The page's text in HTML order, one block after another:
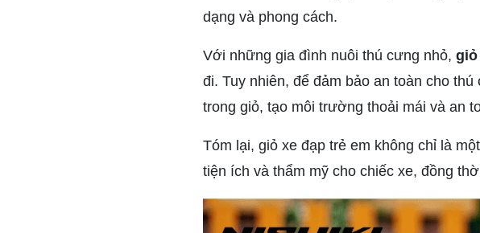
dạng và phong cách.
Với những gia đình nuôi thú cưng nhỏ, giỏ
đi. Tuy nhiên, để đảm bảo an toàn cho
trong giỏ, tạo môi trường thoải mái và an
Tóm lại, giỏ xe đạp trẻ em không chỉ là
tiện ích và thẩm mỹ cho chiếc xe, đồng